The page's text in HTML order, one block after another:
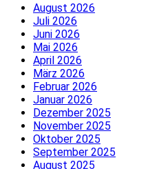
August 2026
Juli 2026
Juni 2026
Mai 2026
April 2026
März 2026
Februar 2026
Januar 2026
Dezember 2025
November 2025
Oktober 2025
September 2025
August 2025